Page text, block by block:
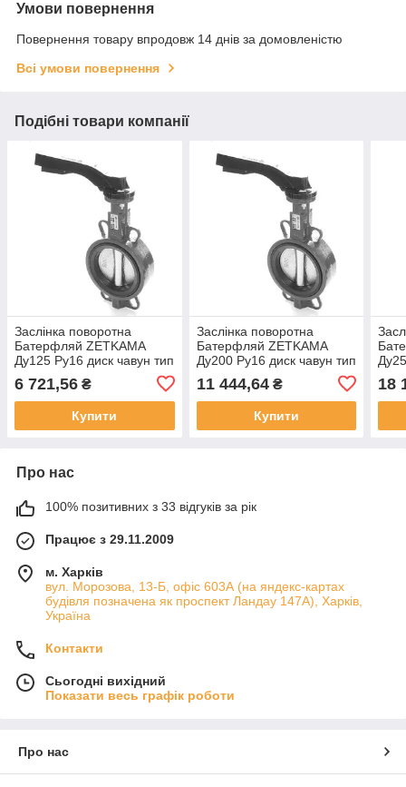
Умови повернення
Повернення товару впродовж 14 днів за домовленістю
Всі умови повернення
Подібні товари компанії
Заслінка поворотна
Батерфляй ZETKAMA
Ду125 Ру16 диск чавун тип
6 721,56 ₴
Купити
Заслінка поворотна
Батерфляй ZETKAMA
Ду200 Ру16 диск чавун тип
11 444,64₴
Купити
18
Про нас
100% позитивних з 33 відгуків за рік
Працює з 29.11.2009
м. Харків
вул. Морозова, 13-Б, офіс 603А (на яндекс-картах
будівля позначена як проспект Ландау 147А), Харків,
Україна
Контакти
Сьогодні вихідний
Показати весь графік роботи
Про нас